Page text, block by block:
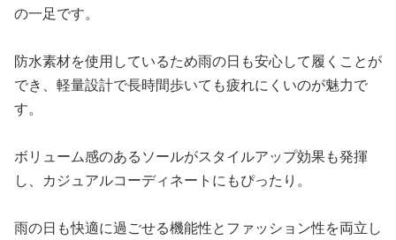
の一足です。
防水素材を使用しているため雨の日も安心して履くことが
でき、軽量設計で長時間歩いても疲れにくいのが魅力で
す。
ボリューム感のあるソールがスタイルアップ効果も発揮
し、カジュアルコーディネートにもぴったり。
雨の日も快適に過ごせる機能性とファッション性を両立し